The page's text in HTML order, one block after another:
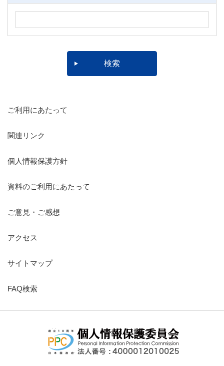
ご利用にあたって
関連リンク
個人情報保護方針
資料のご利用にあたって
ご意見・ご感想
アクセス
サイトマップ
FAQ検索